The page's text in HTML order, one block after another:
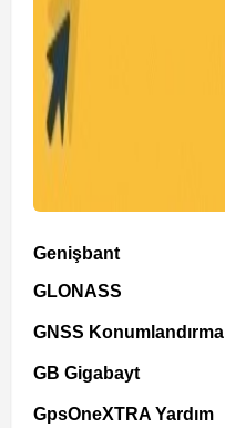
Genişbant
GLONASS
GNSS Konumlandırma
GB Gigabayt
GpsOneXTRA Yardım